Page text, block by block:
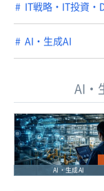
IT戦略・IT投資・
AI・生成AI
AI・
AI・生成AI